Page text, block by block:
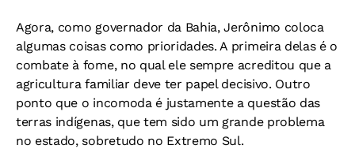
Agora, como governador da Bahia, Jerônimo coloca
algumas coisas como prioridades. A primeira delas é o
combate à fome, no qual ele sempre acreditou que a
agricultura familiar deve ter papel decisivo. Outro
ponto que o incomoda é justamente a questão das
terras indígenas, que tem sido um grande problema
no estado, sobretudo no Extremo Sul.